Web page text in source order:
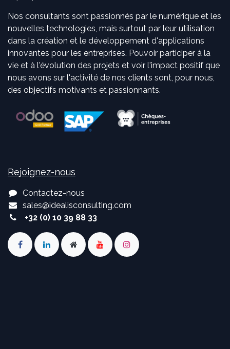
Nos consultants sont passionnés par le numérique et les
nouvelles technologies, mais surtout par leur utilisation
dans la création et le développement d'applications
innovantes pour les entreprises. Pouvoir participer à la
vie et à l'évolution des projets et voir l'impact positif que
nous avons sur l'activité de nos clients sont, pour nous,
des objectifs motivants et passionnants.
Rejoignez-nous
Contactez-nous
sales@idealisconsulting.com
+32 (0) 10 39 88 33